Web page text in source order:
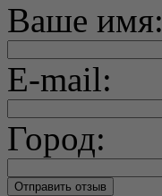
Ваше имя:
E-mail:
Город: